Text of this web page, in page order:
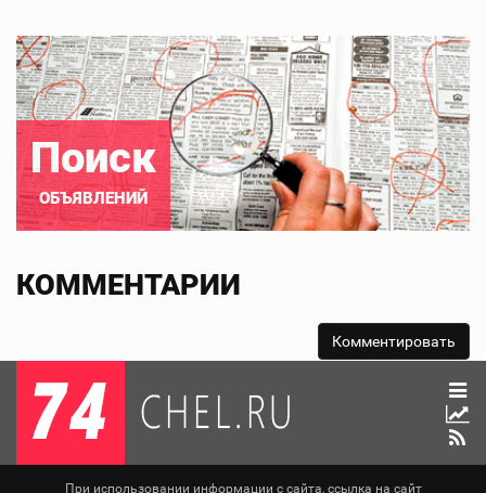
Поиск
ОБЪЯВЛЕНИЙ
КОММЕНТАРИИ
При использовании информации с сайта, ссылка на сайт